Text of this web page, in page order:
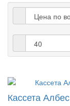
Кассета